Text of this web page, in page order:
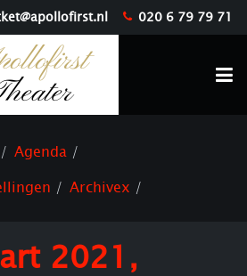
020 6 79 79 71
Agenda
Archivex
2021,